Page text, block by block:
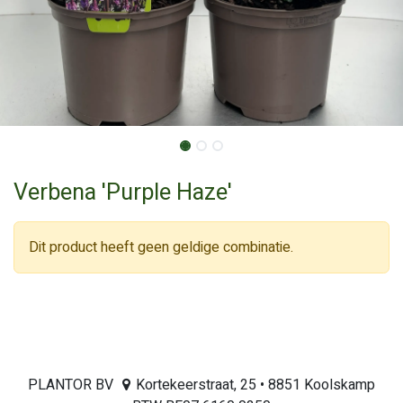
Verbena 'Purple Haze'
Dit product heeft geen geldige combinatie.
PLANTOR BV
Kortekeerstraat, 25 • 8851 Koolskamp